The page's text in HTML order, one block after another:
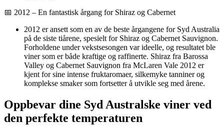
📅 2012 – En fantastisk årgang for Shiraz og Cabernet
2012 er ansett som en av de beste årgangene for Syd Australia
på de siste tiårene, spesielt for Shiraz og Cabernet Sauvignon.
Forholdene under vekstsesongen var ideelle, og resultatet ble
viner som er både kraftige og raffinerte. Shiraz fra Barossa
Valley og Cabernet Sauvignon fra McLaren Vale 2012 er
kjent for sine intense fruktaromaer, silkemyke tanniner og
komplekse smaker som fortsetter å utvikle seg med årene.
Oppbevar dine Syd Australske viner ved
den perfekte temperaturen